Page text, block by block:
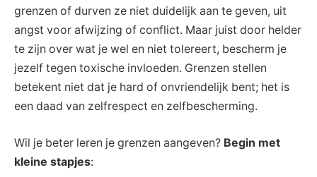
grenzen of​ durven ze niet duidelijk aan te geven, uit
angst ​voor⁢ afwijzing of conflict. Maar juist‌ door ​helder
te zijn over wat je wel ‌en niet tolereert, bescherm je‌
jezelf tegen toxische invloeden. Grenzen stellen
betekent niet ​dat je hard of onvriendelijk bent; het is
een daad​ van zelfrespect en zelfbescherming.
Wil ⁤je ⁢beter leren je grenzen‌ aangeven? Begin met
kleine stapjes: